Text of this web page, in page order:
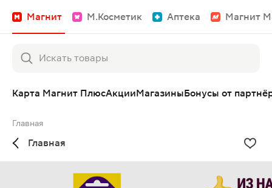
Магнит М.Косметик Аптека Магнит
Карта Магнит ПлюсАкцииМагазиныБонусы от
Главная
Главная